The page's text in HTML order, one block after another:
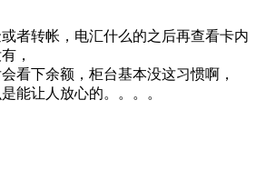
者转帐，电汇什么的之后再查看卡内
，
看下余额，柜台基本没这习惯啊，
能让人放心的。。。。